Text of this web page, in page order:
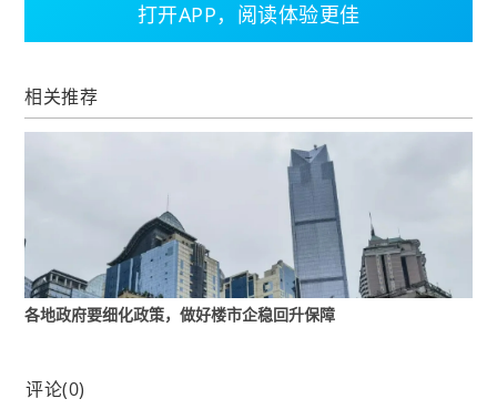
如你所知，最近这几天，美国对世界各国的关税
做法，搅乱了整个国际贸易秩序。无论从经济学
看，还是从历史经验看，贸易战、关税战没有赢
家。在博弈论里，有个说法叫“纳什均衡”，就是一
种非合作的博弈，即在策略组合中，任何参与者
单方面改变策略都无法获得更高收益的状态。
中国传统文化思想强调的是，我们要“以史为鉴，
打开APP，阅读体验更佳
相关推荐
各地政府要细化政策，做好楼市企稳回升保障
评论(0)